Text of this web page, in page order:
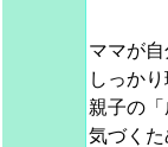
ママが
しっか
親子の
気づくた